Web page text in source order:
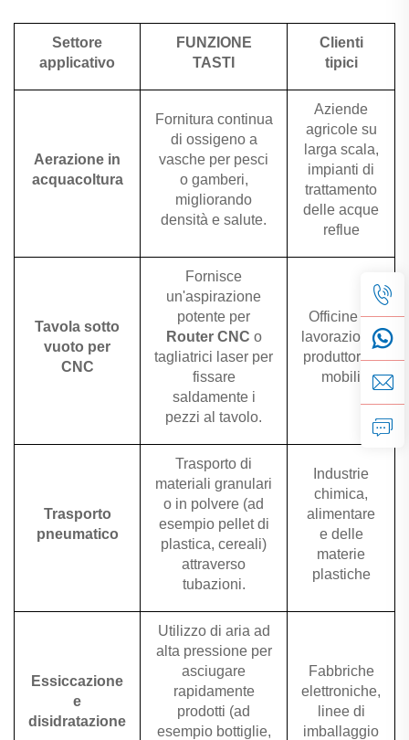
Settore
applicativo
FUNZIONE
TASTI
Clienti
tipici
Aerazione in
acquacoltura
Fornitura continua
di ossigeno a
vasche per pesci
o gamberi,
migliorando
densità e salute.
Aziende
agricole su
larga scala,
impianti di
trattamento
delle acque
reflue
Tavola sotto
vuoto per
CNC
Fornisce
un'aspirazione
potente per
Router CNC o
tagliatrici laser per
fissare
saldamente i
pezzi al tavolo.
Officine di
lavorazione,
produttori di
mobili
Trasporto
pneumatico
Trasporto di
materiali granulari
o in polvere (ad
esempio pellet di
plastica, cereali)
attraverso
tubazioni.
Industrie
chimica,
alimentare
e delle
materie
plastiche
Essiccazione
e
disidratazione
Utilizzo di aria ad
alta pressione per
asciugare
rapidamente
prodotti (ad
esempio bottiglie,
Fabbriche
elettroniche,
linee di
imballaggio